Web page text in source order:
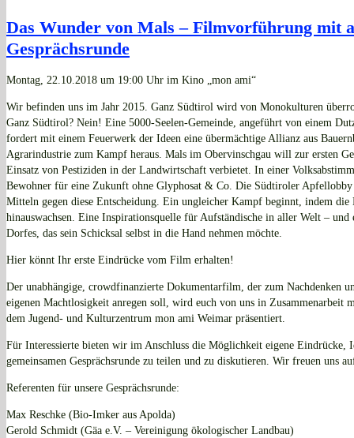
Das Wunder von Mals – Filmvorführung mit
Gesprächsrunde
Montag, 22.10.2018 um 19:00 Uhr im Kino „mon ami“
Wir befinden uns im Jahr 2015. Ganz Südtirol wird von Monokulturen
Ganz Südtirol? Nein! Eine 5000-Seelen-Gemeinde, angeführt von einem
fordert mit einem Feuerwerk der Ideen eine übermächtige Allianz aus
Agrarindustrie zum Kampf heraus. Mals im Obervinschgau will zur ersten
Einsatz von Pestiziden in der Landwirtschaft verbietet. In einer
Bewohner für eine Zukunft ohne Glyphosat & Co. Die Südtiroler
Mitteln gegen diese Entscheidung. Ein ungleicher Kampf beginnt, indem die
hinauswachsen. Eine Inspirationsquelle für Aufständische in aller Welt – und
Dorfes, das sein Schicksal selbst in die Hand nehmen möchte.
Hier könnt Ihr erste Eindrücke vom Film erhalten!
Der unabhängige, crowdfinanzierte Dokumentarfilm, der zum Nachdenken
eigenen Machtlosigkeit anregen soll, wird euch von uns in Zusammenarbeit
dem Jugend- und Kulturzentrum mon ami Weimar präsentiert.
Für Interessierte bieten wir im Anschluss die Möglichkeit eigene Eindrücke,
gemeinsamen Gesprächsrunde zu teilen und zu diskutieren. Wir freuen uns
Referenten für unsere Gesprächsrunde:
Max Reschke (Bio-Imker aus Apolda)
Gerold Schmidt (Gäa e.V. – Vereinigung ökologischer Landbau)